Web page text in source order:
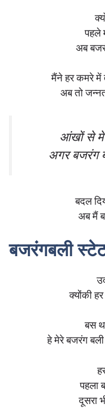
पहले
अब
मैंने हर कमरे में
अब तो
आंखों से
अगर बजरंग
बदल
अब मैं
बजरंगबली
क्योंकी
बस
हे मेरे बजरंग बली
पहला
दूसरा